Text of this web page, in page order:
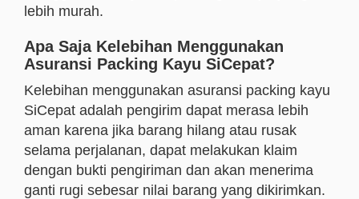
lebih murah.
Apa Saja Kelebihan Menggunakan
Asuransi Packing Kayu SiCepat?
Kelebihan menggunakan asuransi packing kayu
SiCepat adalah pengirim dapat merasa lebih
aman karena jika barang hilang atau rusak
selama perjalanan, dapat melakukan klaim
dengan bukti pengiriman dan akan menerima
ganti rugi sebesar nilai barang yang dikirimkan.